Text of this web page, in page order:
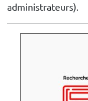
administrateurs).